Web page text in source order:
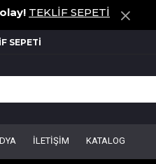
TEKLİF SEPETİ
SEPETİ
İLETİŞİM KATALOG